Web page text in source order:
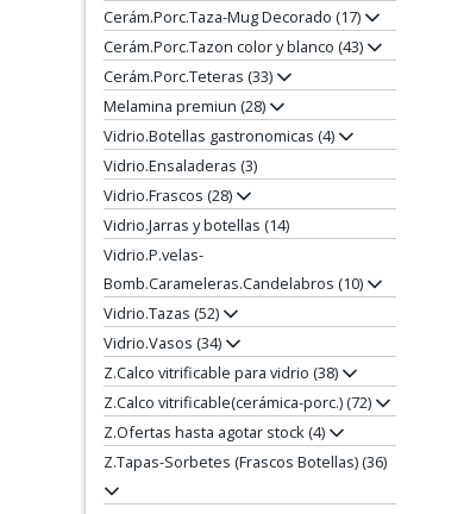
Cerám.Porc.Taza-Mug Decorado (17)
Cerám.Porc.Tazon color y blanco (43)
Cerám.Porc.Teteras (33)
Melamina premiun (28)
Vidrio.Botellas gastronomicas (4)
Vidrio.Ensaladeras (3)
Vidrio.Frascos (28)
Vidrio.Jarras y botellas (14)
Vidrio.P.velas-
Bomb.Carameleras.Candelabros (10)
Vidrio.Tazas (52)
Vidrio.Vasos (34)
Z.Calco vitrificable para vidrio (38)
Z.Calco vitrificable(cerámica-porc.) (72)
Z.Ofertas hasta agotar stock (4)
Z.Tapas-Sorbetes (Frascos Botellas) (36)